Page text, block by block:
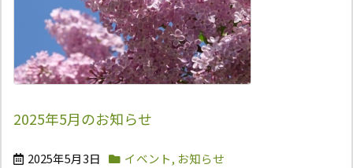
2025年5月のお知らせ
2025年5月3日 イベント, お知らせ